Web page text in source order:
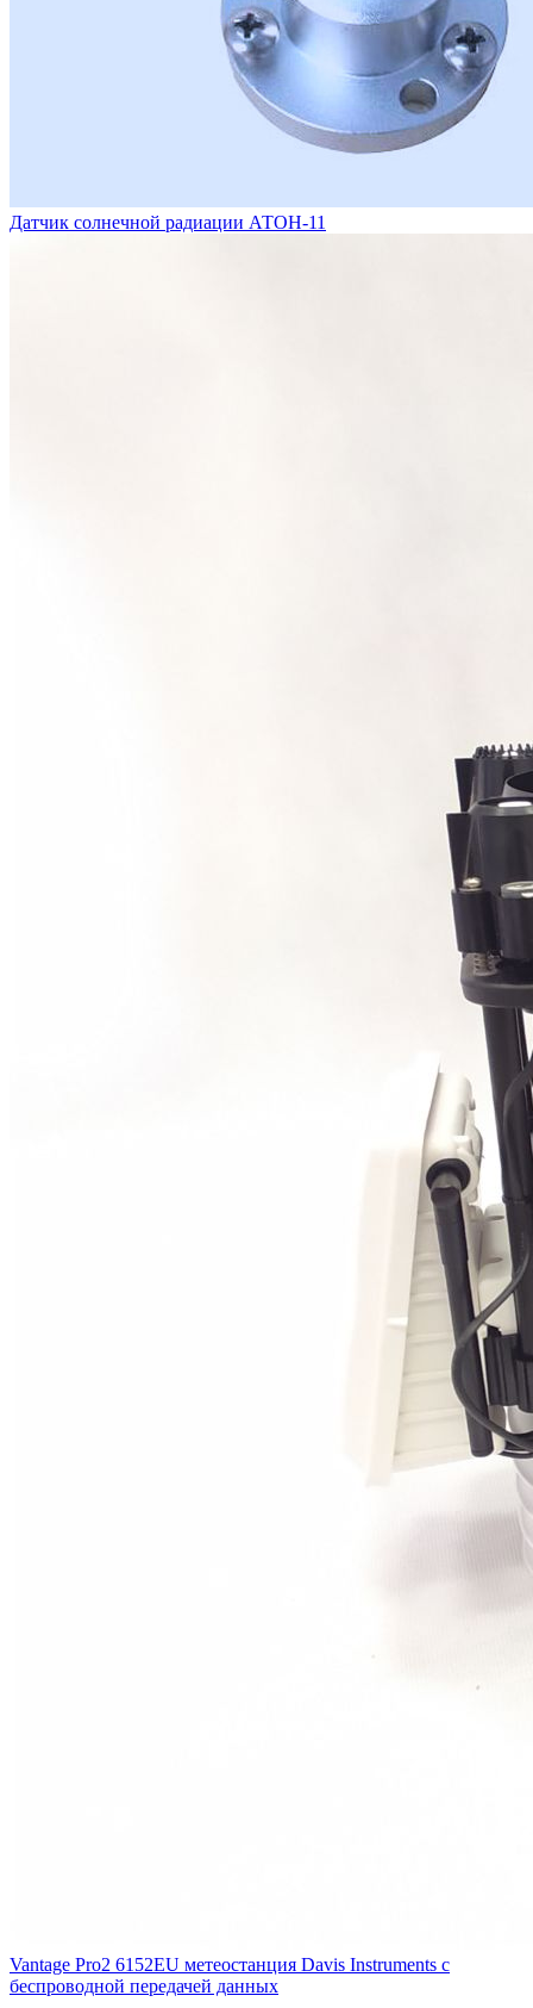
Датчик солнечной радиации АТОН-11
Vantage Pro2 6152EU метеостанция Davis Instruments с
беспроводной передачей данных